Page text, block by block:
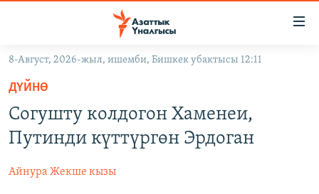
Навигацияга
өтүңүз
Издөөгө
салыңыз
ЖАҢЫЛЫКТАР
КЫРГЫЗСТАН
ЭКОНОМИКА
ДҮЙНӨ
БОРБОР АЗИЯ
УКРАИНА
АТАЙЫН ИЛИКТӨӨ
8-Август, 2026-жыл, ишемби, Бишкек убактысы 12:11
ДҮЙНӨ
Согушту колдогон Хаменеи,
Путинди күттүргөн Эрдоган
Айнура Жекше кызы